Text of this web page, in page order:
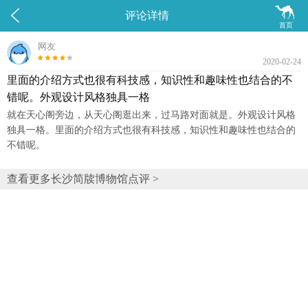
 
首页
评论详情
网友
2020-02-24
里面的介绍方式也很有科技感，知识性和趣味性也结合的不
错呢。外观设计风格独具一格
就在天心阁旁边，从天心阁逛出来，过马路对面就是。外观设计风格
独具一格。里面的介绍方式也很有科技感，知识性和趣味性也结合的
不错呢。
查看更多长沙简牍博物馆点评 >